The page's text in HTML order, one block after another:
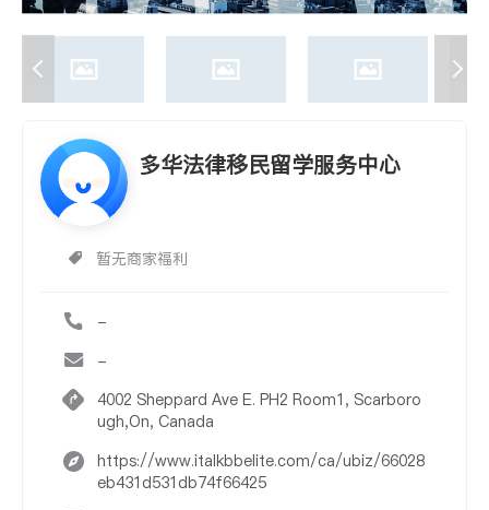
多华法律移民留学服务中心
暂无商家福利
-
-
4002 Sheppard Ave E. PH2 Room1, Scarboro
ugh,On, Canada
https://www.italkbbelite.com/ca/ubiz/66028
eb431d531db74f66425